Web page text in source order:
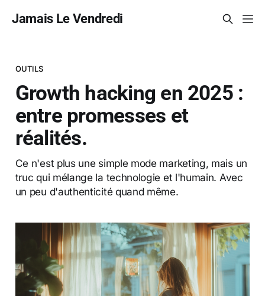
Jamais Le Vendredi
OUTILS
Growth hacking en 2025 :
entre promesses et
réalités.
Ce n'est plus une simple mode marketing, mais un
truc qui mélange la technologie et l'humain. Avec
un peu d'authenticité quand même.